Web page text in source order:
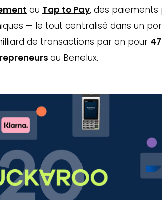
au Tap to Pay, des
— le tout centralisé dans un
de transactions par an pour
au Benelux.